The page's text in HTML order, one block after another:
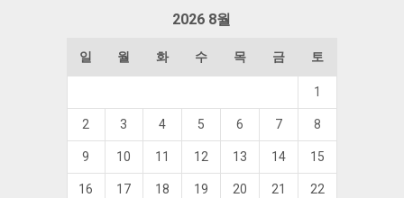
2026 8월
일 월 화 수 목 금 토
1
2 3 4 5 6 7 8
9 10 11 12 13 14 15
16 17 18 19 20 21 22